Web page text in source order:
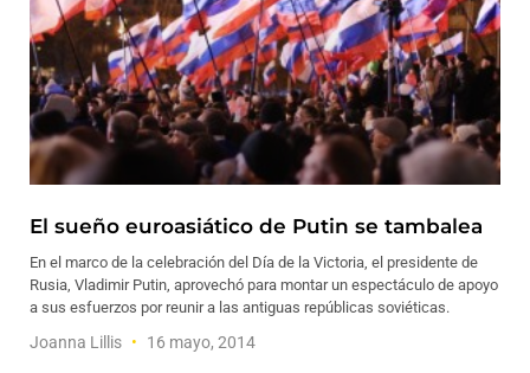
El sueño euroasiático de Putin se tambalea
En el marco de la celebración del Día de la Victoria, el presidente de
Rusia, Vladimir Putin, aprovechó para montar un espectáculo de apoyo
a sus esfuerzos por reunir a las antiguas repúblicas soviéticas.
Joanna Lillis 16 mayo, 2014